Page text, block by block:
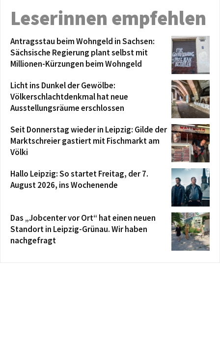
Leserinnen empfehlen
Antragsstau beim Wohngeld in Sachsen:
Sächsische Regierung plant selbst mit
Millionen-Kürzungen beim Wohngeld
Licht ins Dunkel der Gewölbe:
Völkerschlachtdenkmal hat neue
Ausstellungsräume erschlossen
Seit Donnerstag wieder in Leipzig: Gilde der
Marktschreier gastiert mit Fischmarkt am
Völki
Hallo Leipzig: So startet Freitag, der 7.
August 2026, ins Wochenende
Das „Jobcenter vor Ort“ hat einen neuen
Standort in Leipzig-Grünau. Wir haben
nachgefragt